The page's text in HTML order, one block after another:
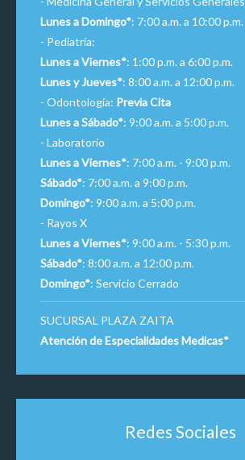
Lunes a Domingo*: 7:00 a.m. a 10:00 p.m.
- Pediatría:
Lunes a Viernes*: 1:00 p.m. a 6:00 p.m.
Lunes y Jueves*: 8:00 a.m. a 12:00 p.m.
- Odontología: Previa Cita
Lunes a Sábado*: 9:00 a.m. a 5:00 p.m.
- Laboratorio
Lunes a Viernes*: 7:00 a.m. - 9:00 p.m.
Sábado*: 7:00 a.m. a 9:00 p.m.
Domingo*: 9:00 a.m. a 5:00 p.m.
- Rayos X
Lunes a Viernes*: 9:00 a.m. - 5:30 p.m.
Sábado*: 8:00 a.m. a 12:00 p.m.
Domingo*: Servicio Cerrado
SUCURSAL PLAZA ZAITA
Atención de Especialidades Medicas*
Redes Sociales